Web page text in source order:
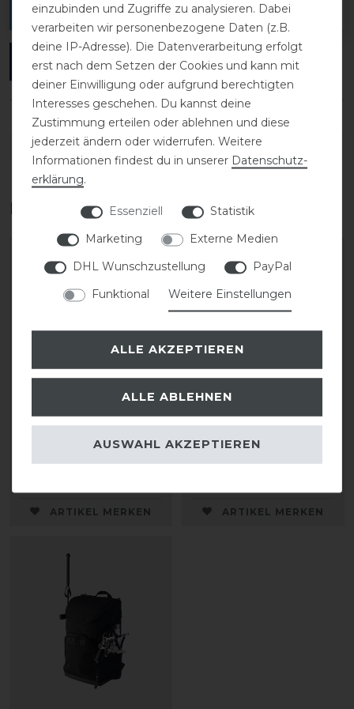
verfassen.
ANMELDEN
DETAILS ZUR PRODUKTSICHERHEIT
Das perfekte Zubehör für dich
KASK Riders 22L
ARTIKEL MERKEN
KASK Helmrucksack
35,00 € *
ARTIKEL MERKEN
einzubinden und Zugriffe zu analysieren. Dabei
verarbeiten wir personenbezogene Daten (z.B.
deine IP-Adresse). Die Datenverarbeitung erfolgt
erst nach dem Setzen der Cookies und kann mit
deiner Einwilligung oder aufgrund berechtigten
Interesses geschehen. Du kannst deine
Zustimmung erteilen oder ablehnen und diese
jederzeit ändern oder widerrufen. Weitere
Informationen findest du in unserer Daten­schutz­
erklärung.
Essenziell
Statistik
Marketing
Externe Medien
DHL Wunschzustellung
PayPal
Funktional
Weitere Einstellungen
ALLE AKZEPTIEREN
ALLE ABLEHNEN
AUSWAHL AKZEPTIEREN